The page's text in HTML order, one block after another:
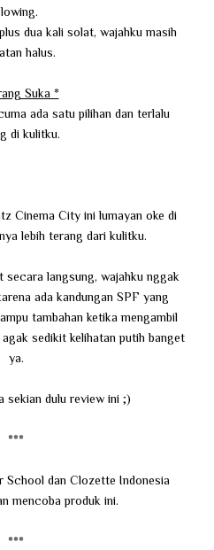
dua kali solat, wajahku masih
halus.
Suka *
ada satu pilihan dan terlalu
di kulitku.
Cinema City ini lumayan oke di
lebih terang dari kulitku.
secara langsung, wajahku nggak
ada kandungan SPF yang
tambahan ketika mengambil
sedikit kelihatan putih banget
ya.
sekian dulu review ini ;)
***
School dan Clozette Indonesia
mencoba produk ini.
***